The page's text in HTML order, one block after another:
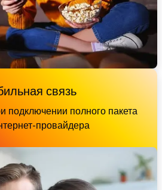
связь
подключении полного пакета
провайдера